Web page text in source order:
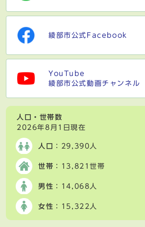
綾部市公式Facebook
YouTube
綾部市公式動画チャンネル
人口・世帯数
2026年8月1日現在
人口 ：29,390人
世帯 ：13,821世帯
男性 ：14,068人
女性 ：15,322人